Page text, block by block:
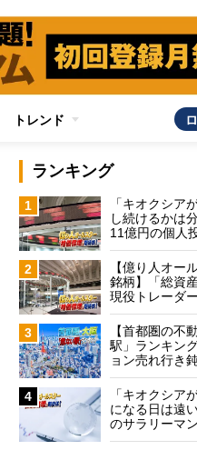
トレンド
ランキング
1
「キオクシア
し続けるかは
11億円の個人
2
【億り人オー
銘柄】「総資
現役トレーダ
3
【首都圏の不
駅」ランキン
ョン売れ行き
4
「キオクシア
になる日は遠
のサラリーマ